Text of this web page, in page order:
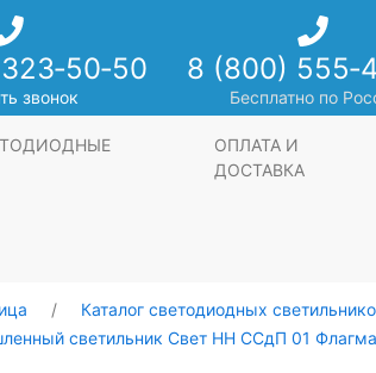
звонок
8 (800)
Бесплатно по
ОПЛАТА И
ДОСТАВКА
Каталог светодиодных
светильник Свет НН ССдП 01